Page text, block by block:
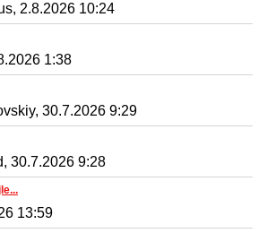
2.8.2026 10:24
1:38
30.7.2026 9:29
30.7.2026 9:28
13:59